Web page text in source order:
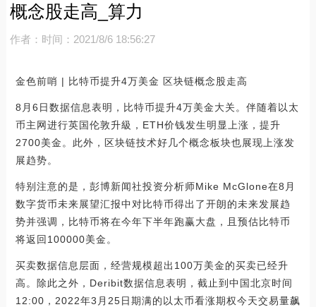
概念股走高_算力
作者： 时间：2021/8/6 18:56:27
金色前哨 | 比特币提升4万美金 区块链概念股走高
8月6日数据信息表明，比特币提升4万美金大关。伴随着以太
币主网进行英国伦敦升級，ETH价钱发生明显上涨，提升
2700美金。此外，区块链技术好几个概念板块也展现上涨发
展趋势。
特别注意的是，彭博新闻社投资分析师Mike McGlone在8月
数字货币未来展望汇报中对比特币得出了开朗的未来发展趋
势并强调，比特币将在今年下半年跑赢大盘，且预估比特币
将返回100000美金。
买卖数据信息层面，经营规模超出100万美金的买卖已经升
高。除此之外，Deribit数据信息表明，截止到中国北京时间
12:00，2022年3月25日期满的以太币看涨期权今天交易量飙